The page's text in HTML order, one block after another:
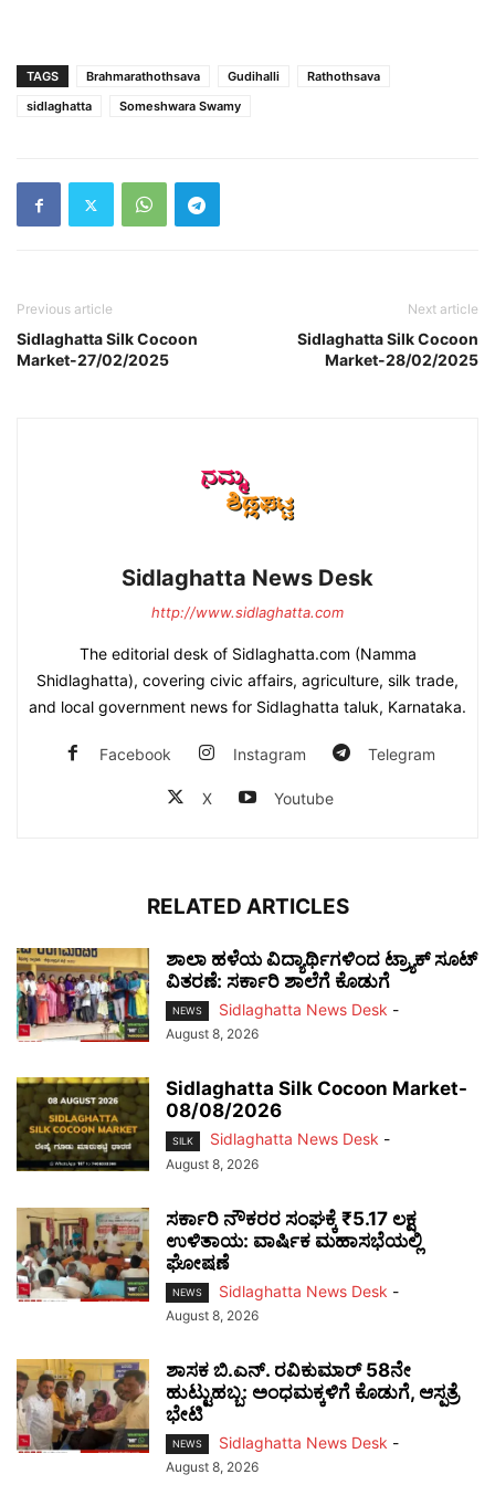
TAGS Brahmarathothsava Gudihalli
Rathothsava
sidlaghatta
Someshwara Swamy
Previous article
Sidlaghatta Silk Cocoon
Market-27/02/2025
Next article
Sidlaghatta Silk Cocoon
Market-28/02/2025
Sidlaghatta News Desk
http://www.sidlaghatta.com
The editorial desk of Sidlaghatta.com (Namma
Shidlaghatta), covering civic affairs, agriculture, silk trade,
and local government news for Sidlaghatta taluk, Karnataka.
Facebook Instagram Telegram
X Youtube
RELATED ARTICLES
ಶಾಲಾ ಹಳೆಯ ವಿದ್ಯಾರ್ಥಿಗಳಿಂದ ಟ್ರ್ಯಾಕ್‌ ಸೂಟ್
ವಿತರಣೆ: ಸರ್ಕಾರಿ ಶಾಲೆಗೆ ಕೊಡುಗೆ
NEWS Sidlaghatta News Desk -
August 8, 2026
Sidlaghatta Silk Cocoon Market-
08/08/2026
SILK Sidlaghatta News Desk -
August 8, 2026
ಸರ್ಕಾರಿ ನೌಕರರ ಸಂಘಕ್ಕೆ ₹5.17 ಲಕ್ಷ
ಉಳಿತಾಯ: ವಾರ್ಷಿಕ ಮಹಾಸಭೆಯಲ್ಲಿ
ಘೋಷಣೆ
NEWS Sidlaghatta News Desk -
August 8, 2026
ಶಾಸಕ ಬಿ.ಎನ್. ರವಿಕುಮಾರ್ 58ನೇ
ಹುಟ್ಟುಹಬ್ಬ: ಅಂಧಮಕ್ಕಳಿಗೆ ಕೊಡುಗೆ, ಆಸ್ಪತ್ರೆ
ಭೇಟಿ
NEWS Sidlaghatta News Desk -
August 8, 2026